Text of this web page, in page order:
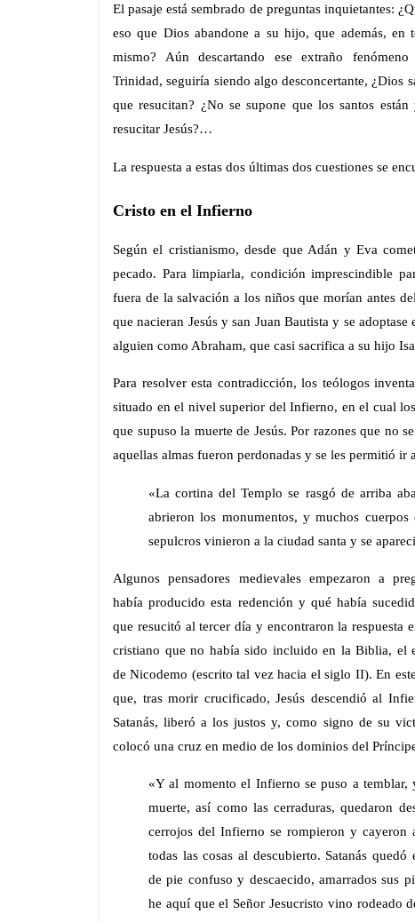
El pasaje está sembrado de preguntas inquietantes:
eso que Dios abandone a su hijo, que además, en
mismo? Aún descartando ese extraño
Trinidad, seguiría siendo algo desconcertante, ¿Dios
que resucitan? ¿No se supone que los santos
resucitar Jesús?…
La respuesta a estas dos últimas dos cuestiones se
Cristo en el Infierno
Según el cristianismo, desde que Adán y Eva
pecado. Para limpiarla, condición imprescindible
fuera de la salvación a los niños que morían antes
que nacieran Jesús y san Juan Bautista y se
alguien como Abraham, que casi sacrifica a su hijo
Para resolver esta contradicción, los teólogos
situado en el nivel superior del Infierno, en el cual
que supuso la muerte de Jesús. Por razones que no
aquellas almas fueron perdonadas y se les permitió ir
«La cortina del Templo se rasgó de arriba
abrieron los monumentos, y muchos
sepulcros vinieron a la ciudad santa y se
Algunos pensadores medievales empezaron a
había producido esta redención y qué había
que resucitó al tercer día y encontraron la respuesta
cristiano que no había sido incluido en la Biblia, el
deNicodemo (escrito tal vez hacia el siglo II). En
que, tras morir crucificado, Jesús descendió al
Satanás, liberó a los justos y, como signo de su
colocó una cruz en medio de los dominios del
«Y al momento el Infierno se puso a temblar,
muerte, así como las cerraduras, quedaron
cerrojos del Infierno se rompieron y cayeron
todas las cosas al descubierto. Satanás quedó
de pie confuso y descaecido, amarrados sus
he aquí que el Señor Jesucristo vino rodeado